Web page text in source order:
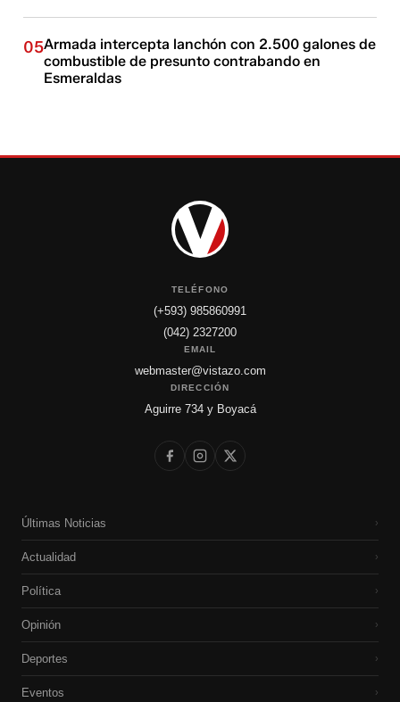
05Armada intercepta lanchón con 2.500 galones de
combustible de presunto contrabando en
Esmeraldas
TELÉFONO
(+593) 985860991
(042) 2327200
EMAIL
webmaster@vistazo.com
DIRECCIÓN
Aguirre 734 y Boyacá
Últimas Noticias ›
Actualidad ›
Política ›
Opinión ›
Deportes ›
Eventos ›